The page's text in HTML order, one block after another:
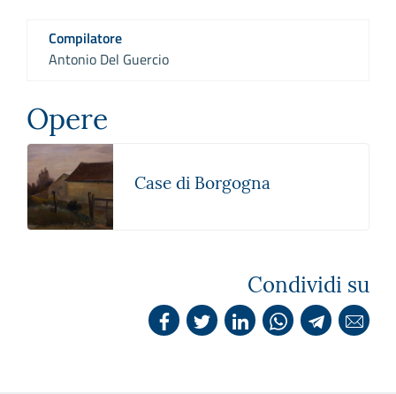
Compilatore
Antonio Del Guercio
Opere
Case di Borgogna
Condividi su